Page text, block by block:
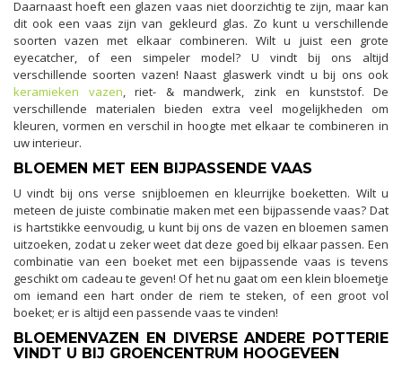
Daarnaast hoeft een glazen vaas niet doorzichtig te zijn, maar kan
dit ook een vaas zijn van gekleurd glas. Zo kunt u verschillende
soorten vazen met elkaar combineren. Wilt u juist een grote
eyecatcher, of een simpeler model? U vindt bij ons altijd
verschillende soorten vazen! Naast glaswerk vindt u bij ons ook
keramieken vazen, riet- & mandwerk, zink en kunststof. De
verschillende materialen bieden extra veel mogelijkheden om
kleuren, vormen en verschil in hoogte met elkaar te combineren in
uw interieur.
BLOEMEN MET EEN BIJPASSENDE VAAS
U vindt bij ons verse snijbloemen en kleurrijke boeketten. Wilt u
meteen de juiste combinatie maken met een bijpassende vaas? Dat
is hartstikke eenvoudig, u kunt bij ons de vazen en bloemen samen
uitzoeken, zodat u zeker weet dat deze goed bij elkaar passen. Een
combinatie van een boeket met een bijpassende vaas is tevens
geschikt om cadeau te geven! Of het nu gaat om een klein bloemetje
om iemand een hart onder de riem te steken, of een groot vol
boeket; er is altijd een passende vaas te vinden!
BLOEMENVAZEN EN DIVERSE ANDERE POTTERIE
VINDT U BIJ GROENCENTRUM HOOGEVEEN